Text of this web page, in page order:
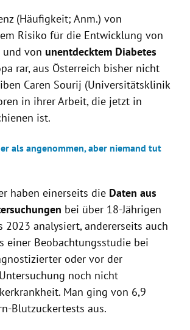
(Häufigkeit; Anm.) von
Risiko für die Entwicklung von
von unentdecktem Diabetes
rar, aus Österreich bisher nicht
Caren Sourij (Universitätsklinik
in ihrer Arbeit, die jetzt in
ist.
als angenommen, aber niemand tut
haben einerseits die Daten aus
bei über 18-Jährigen
2023 analysiert, andererseits auch
einer Beobachtungsstudie bei
oder vor der
noch nicht
Man ging von 6,9
Blutzuckertests aus.